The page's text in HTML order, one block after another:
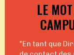
LE
"En tant que